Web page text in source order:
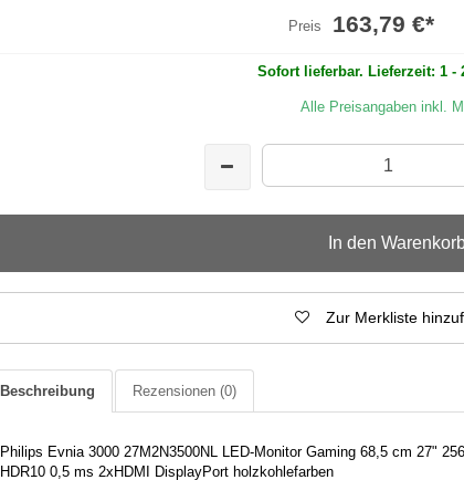
Preis 163,79 €*
Sofort lieferbar. Lieferzeit: 1 -
Alle Preisangaben inkl.
In den
Zur Merkliste
Beschreibung Rezensionen (0)
Philips Evnia 3000 27M2N3500NL LED-Monitor Gaming 68,5 cm 27"
HDR10 0,5 ms 2xHDMI DisplayPort holzkohlefarben